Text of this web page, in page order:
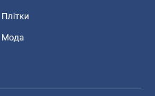
Плітки
Мода